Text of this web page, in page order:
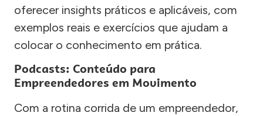
oferecer insights práticos e aplicáveis, com
exemplos reais e exercícios que ajudam a
colocar o conhecimento em prática.
Podcasts: Conteúdo para
Empreendedores em Movimento
Com a rotina corrida de um empreendedor,